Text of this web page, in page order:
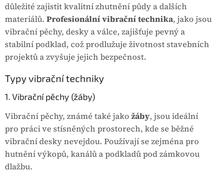
důležité zajistit kvalitní zhutnění půdy a dalších
materiálů. Profesionální vibrační technika, jako jsou
vibrační pěchy, desky a válce, zajišťuje pevný a
stabilní podklad, což prodlužuje životnost stavebních
projektů a zvyšuje jejich bezpečnost.
Typy vibrační techniky
1. Vibrační pěchy (žáby)
Vibrační pěchy, známé také jako žáby, jsou ideální
pro práci ve stísněných prostorech, kde se běžné
vibrační desky nevejdou. Používají se zejména pro
hutnění výkopů, kanálů a podkladů pod zámkovou
dlažbu.